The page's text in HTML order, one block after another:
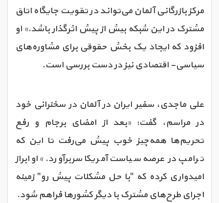
مرکز بازرگانی آلمان می‌تواند در تقویت جایگاه اتاق
مشترک در این شبکه بیش از پیش اثرگذار باشد.» او
افزود که ایجاد یک بخش حقوقی برای مشاوره‌های
سیاسی- اقتصادی نیز در دست بررسی است.
علی ماجدی، سفیر ایران در آلمان در سخنرانی خود
در مراسم، گفت: «بعد از امضای برجام و رفع
تحریم‌ها همه‌چیز خوب پیش می‌رفت تا این که
ترامپ در عرصه سیاست آمریکا سربرآورد.» او ابراز
امیدواری کرده که "با حل مشکلات پیش رو" زمینه
اجرای طرح‌های مشترک با دیگر کشورها فراهم شود.